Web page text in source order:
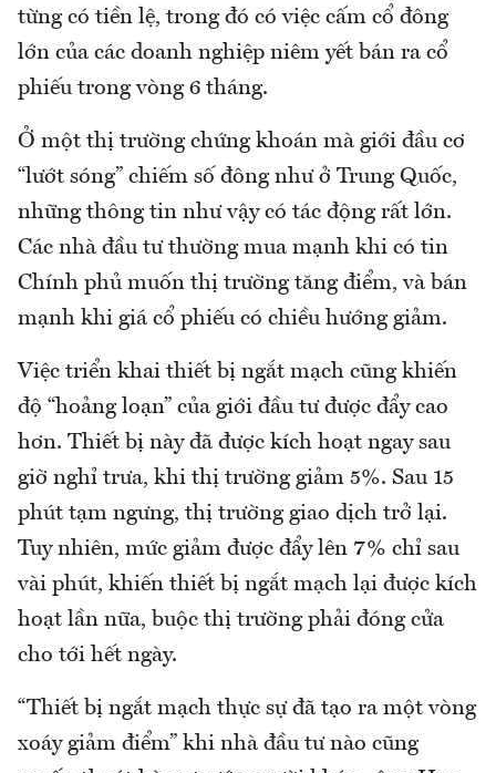
từng có tiền lệ, trong đó có việc cấm cổ đông
lớn của các doanh nghiệp niêm yết bán ra cổ
phiếu trong vòng 6 tháng.
Ở một thị trường chứng khoán mà giới đầu cơ
“lướt sóng” chiếm số đông như ở Trung Quốc,
những thông tin như vậy có tác động rất lớn.
Các nhà đầu tư thường mua mạnh khi có tin
Chính phủ muốn thị trường tăng điểm, và bán
mạnh khi giá cổ phiếu có chiều hướng giảm.
Việc triển khai thiết bị ngắt mạch cũng khiến
độ “hoảng loạn” của giới đầu tư được đẩy cao
hơn. Thiết bị này đã được kích hoạt ngay sau
giờ nghỉ trưa, khi thị trường giảm 5%. Sau 15
phút tạm ngưng, thị trường giao dịch trở lại.
Tuy nhiên, mức giảm được đẩy lên 7% chỉ sau
vài phút, khiến thiết bị ngắt mạch lại được kích
hoạt lần nữa, buộc thị trường phải đóng cửa
cho tới hết ngày.
“Thiết bị ngắt mạch thực sự đã tạo ra một vòng
xoáy giảm điểm” khi nhà đầu tư nào cũng